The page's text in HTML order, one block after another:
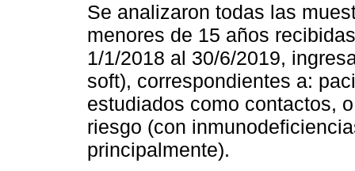
Se analizaron todas las
menores de 15 años
1/1/2018 al 30/6/2019,
soft), correspondientes a:
estudiados como contactos,
riesgo (con
principalmente).